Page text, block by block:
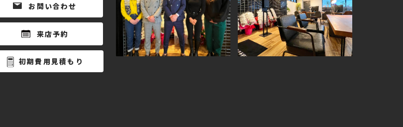
お問い合わせ
来店予約
初期費用見積もり